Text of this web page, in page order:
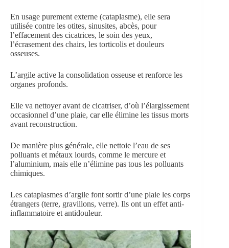
En usage purement externe (cataplasme), elle sera
utilisée contre les otites, sinusites, abcès, pour
l’effacement des cicatrices, le soin des yeux,
l’écrasement des chairs, les torticolis et douleurs
osseuses.
L’argile active la consolidation osseuse et renforce les
organes profonds.
Elle va nettoyer avant de cicatriser, d’où l’élargissement
occasionnel d’une plaie, car elle élimine les tissus morts
avant reconstruction.
De manière plus générale, elle nettoie l’eau de ses
polluants et métaux lourds, comme le mercure et
l’aluminium, mais elle n’élimine pas tous les polluants
chimiques.
Les cataplasmes d’argile font sortir d’une plaie les corps
étrangers (terre, gravillons, verre). Ils ont un effet anti-
inflammatoire et antidouleur.